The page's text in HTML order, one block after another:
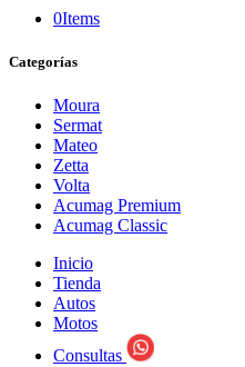
0Items
Categorías
Moura
Sermat
Mateo
Zetta
Volta
Acumag Premium
Acumag Classic
Inicio
Tienda
Autos
Motos
Consultas